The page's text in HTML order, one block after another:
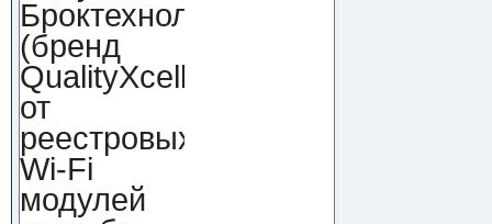
Броктехнолоджи
(бренд
QualityXcellence):
от
реестровых
Wi-Fi
модулей